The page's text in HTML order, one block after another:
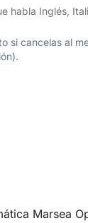
habla Inglés,
si cancelas al
Marsea